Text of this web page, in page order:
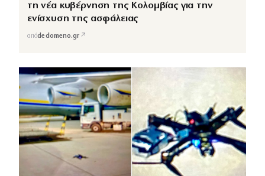
τη νέα κυβέρνηση της Κολομβίας για την
ενίσχυση της ασφάλειας
απόdedomeno.gr ↗